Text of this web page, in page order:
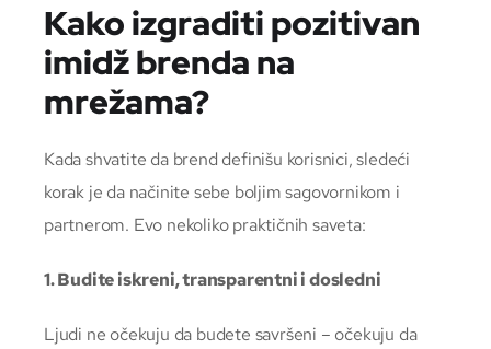
Kako izgraditi pozitivan
imidž brenda na
mrežama?
Kada shvatite da brend definišu korisnici, sledeći
korak je da načinite sebe boljim sagovornikom i
partnerom. Evo nekoliko praktičnih saveta:
1. Budite iskreni, transparentni i dosledni
Ljudi ne očekuju da budete savršeni – očekuju da